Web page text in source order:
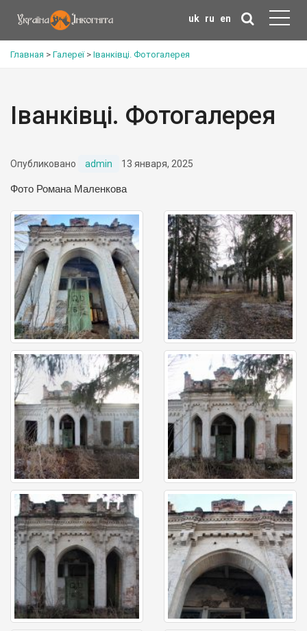
uk ru en
Главная > Галереї> Іванківці. Фотогалерея
Іванківці. Фотогалерея
Опубликовано admin 13 января, 2025
Фото Романа Маленкова